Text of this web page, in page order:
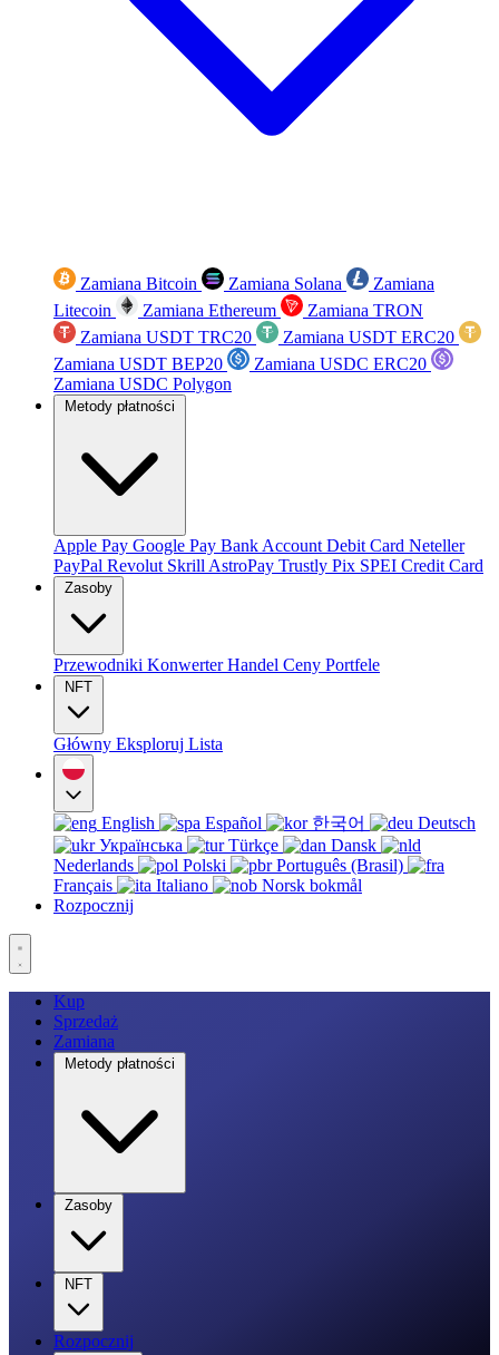
Zamiana Bitcoin Zamiana Solana
Zamiana
Litecoin
Zamiana Ethereum
Zamiana TRON
Zamiana USDT TRC20
Zamiana USDT ERC20
Zamiana USDT BEP20
Zamiana USDC ERC20
Zamiana USDC Polygon
Metody płatności
Apple Pay Google Pay Bank Account Debit Card Neteller
PayPal Revolut Skrill AstroPay Trustly Pix SPEI Credit Card
Zasoby
Przewodniki KonwerterHandel Ceny Portfele
NFT
Główny Eksploruj Lista
English Español 한국어
Deutsch
Українська
Türkçe
Dansk
Nederlands
Polski
Português (Brasil)
Français
Italiano
Norsk bokmål
Rozpocznij
Kup
Sprzedaż
Zamiana
Metody płatności
Zasoby
NFT
Rozpocznij